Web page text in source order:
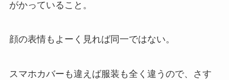
がかっていること。
顔の表情もよーく見れば同一ではない。
スマホカバーも違えば服装も全く違うので、さす